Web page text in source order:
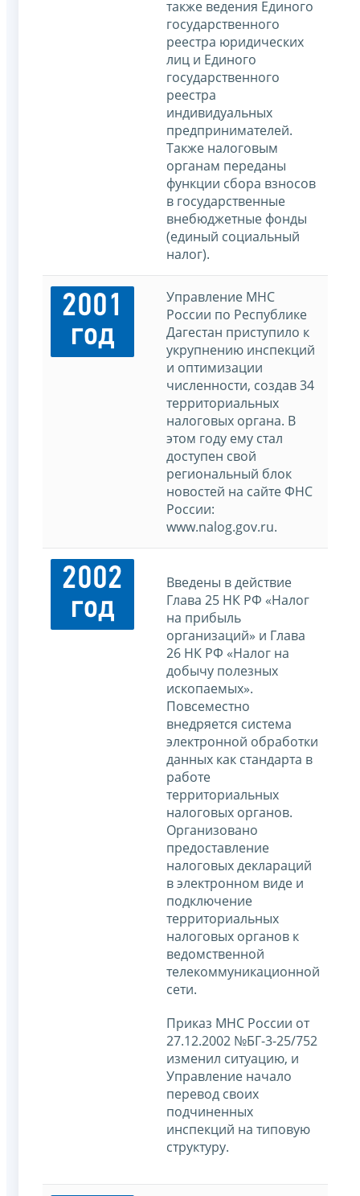
также ведения Единого
государственного
реестра юридических
лиц и Единого
государственного
реестра
индивидуальных
предпринимателей.
Также налоговым
органам переданы
функции сбора взносов
в государственные
внебюджетные фонды
(единый социальный
налог).
2001
год
Управление МНС
России по Республике
Дагестан приступило к
укрупнению инспекций
и оптимизации
численности, создав 34
территориальных
налоговых органа. В
этом году ему стал
доступен свой
региональный блок
новостей на сайте ФНС
России:
www.nalog.gov.ru.
2002
год
Введены в действие
Глава 25 НК РФ «Налог
на прибыль
организаций» и Глава
26 НК РФ «Налог на
добычу полезных
ископаемых».
Повсеместно
внедряется система
электронной обработки
данных как стандарта в
работе
территориальных
налоговых органов.
Организовано
предоставление
налоговых деклараций
в электронном виде и
подключение
территориальных
налоговых органов к
ведомственной
телекоммуникационной
сети.
Приказ МНС России от
27.12.2002 №БГ-3-25/752
изменил ситуацию, и
Управление начало
перевод своих
подчиненных
инспекций на типовую
структуру.